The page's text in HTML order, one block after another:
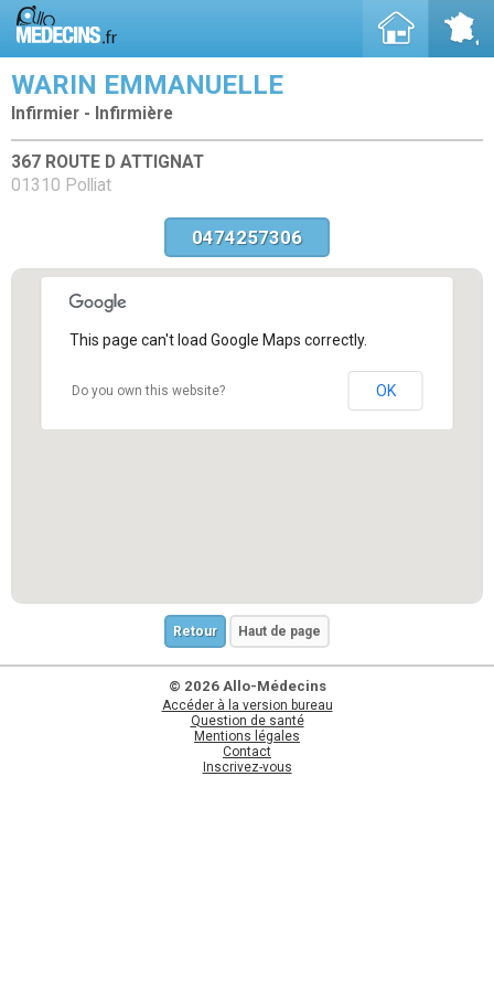
WARIN EMMANUELLE
Infirmier - Infirmière
367 ROUTE D ATTIGNAT
01310 Polliat
0474257306
This page can't load Google Maps correctly.
Do you own this website? OK
Retour Haut de page
© 2026 Allo-Médecins
Accéder à la version bureau
Question de santé
Mentions légales
Contact
Inscrivez-vous